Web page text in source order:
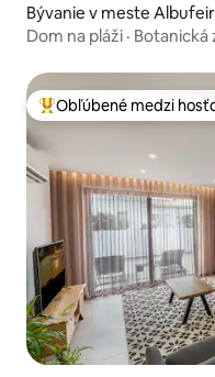
Bývanie v meste
Dom na pláži · Botanická
Najobľúbenejšie medzi
Obľúbené medzi